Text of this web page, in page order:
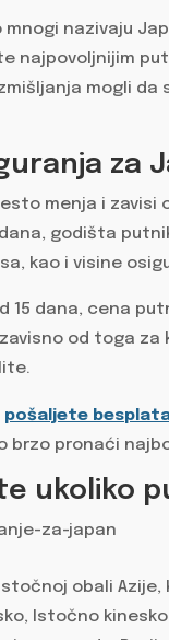
mnogi nazivaju
najpovoljnijim
mogli da
za
menja i zavisi
godišta
kao i visine
15 dana, cena
zavisno od toga
pošaljete
brzo pronaći
ukoliko
obali Azije,
Istočno